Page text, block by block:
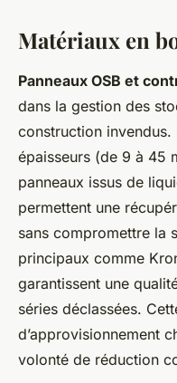
Matériaux en
Panneaux OSB et
dans la gestion des
construction
épaisseurs (de 9 à 45
panneaux issus de
permettent une
sans compromettre la
principaux comme
garantissent une
séries déclassées.
d’approvisionnement
volonté de réduction